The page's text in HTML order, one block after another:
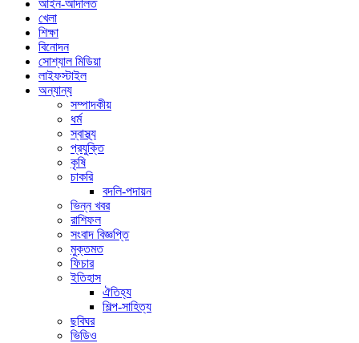
আইন-আদালত
খেলা
শিক্ষা
বিনোদন
সোশ্যাল মিডিয়া
লাইফস্টাইল
অন্যান্য
সম্পাদকীয়
ধর্ম
স্বাস্থ্য
প্রযুক্তি
কৃষি
চাকরি
বদলি-পদায়ন
ভিন্ন খবর
রাশিফল
সংবাদ বিজ্ঞপ্তি
মুক্তমত
ফিচার
ইতিহাস
ঐতিহ্য
শিল্প-সাহিত্য
ছবিঘর
ভিডিও